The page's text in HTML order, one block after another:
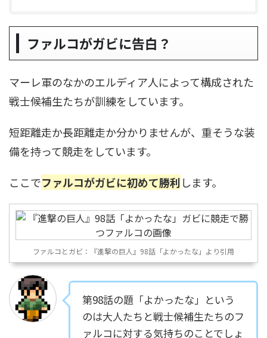
ファルコがガビに告白？
マーレ軍のなかのエルディア人によって構成された
戦士候補生たちが訓練をしています。
短距離走か長距離走か分かりませんが、重そうな装
備を持って競走をしています。
ここでファルコがガビに初めて勝利します。
ファルコとガビ：『進撃の巨人』98話「よかったな」より引用
第98話の題「よかったな」という
のは大人たちと戦士候補生たちのフ
ァルコに対する気持ちのことでしょ